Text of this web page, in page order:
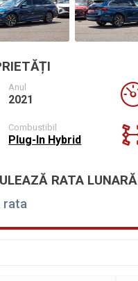
Anul
2021
Combustibil
Plug-In Hybrid
RATA LUNARĂ
rata